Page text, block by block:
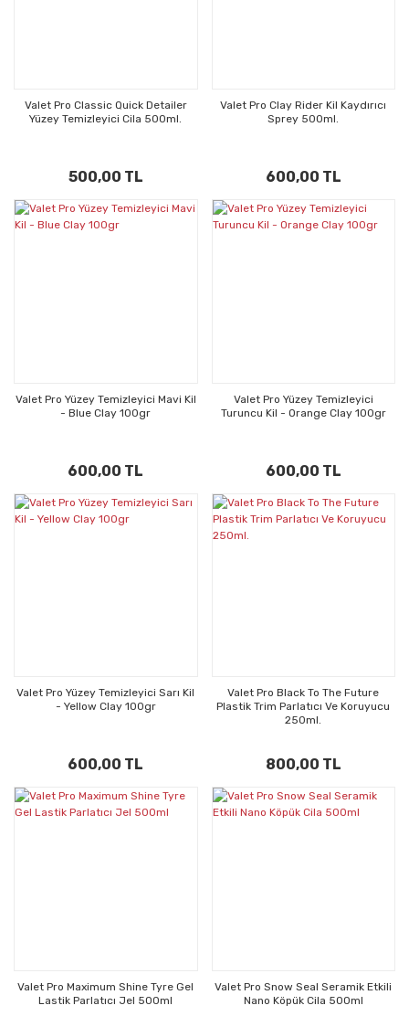
Valet Pro Classic Quick Detailer
Yüzey Temizleyici Cila 500ml.
500,00 TL
Valet Pro Clay Rider Kil Kaydırıcı
Sprey 500ml.
600,00 TL
Valet Pro Yüzey Temizleyici Mavi Kil
- Blue Clay 100gr
600,00 TL
Valet Pro Yüzey Temizleyici
Turuncu Kil - Orange Clay 100gr
600,00 TL
Valet Pro Yüzey Temizleyici Sarı Kil
- Yellow Clay 100gr
600,00 TL
Valet Pro Black To The Future
Plastik Trim Parlatıcı Ve Koruyucu
250ml.
800,00 TL
Valet Pro Maximum Shine Tyre Gel
Lastik Parlatıcı Jel 500ml
Valet Pro Snow Seal Seramik Etkili
Nano Köpük Cila 500ml